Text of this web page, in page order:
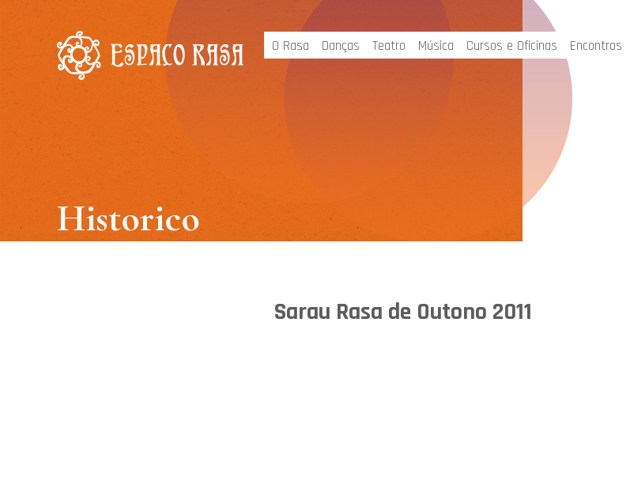
O Rasa Danças Teatro Música Cursos e Oficinas Encontros
Historico
Sarau Rasa de Outono 2011